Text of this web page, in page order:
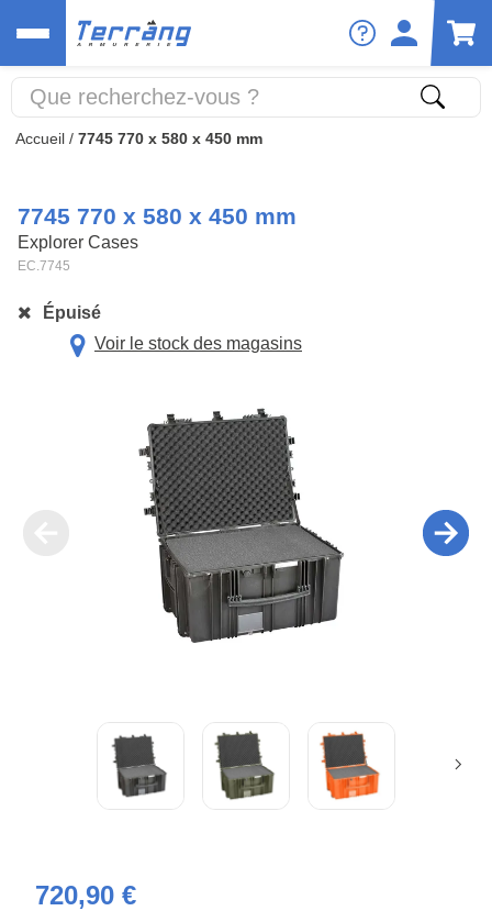
Accueil / 7745 770 x 580 x 450 mm
7745 770 x 580 x 450 mm
Explorer Cases
EC.7745
Épuisé
Voir le stock des magasins
720,90 €